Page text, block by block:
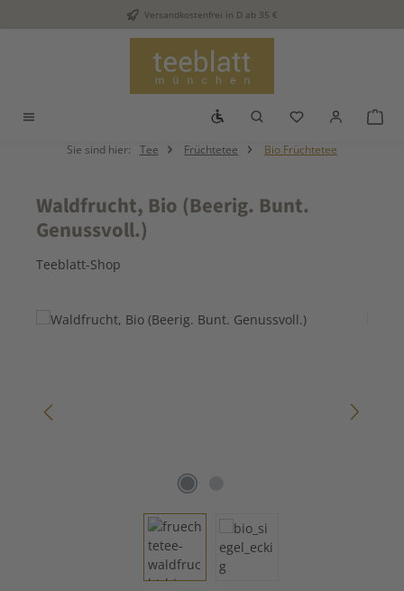
Zum Hauptinhalt springenVersandkostenfrei in D ab 35 €
Werkzeugleiste anzeigen
Du hast 0
Sie sind hier: Tee Früchtetee Bio Früchtetee
Waldfrucht, Bio (Beerig. Bunt.
Genussvoll.)
Teeblatt-Shop
Bildergalerie überspringen